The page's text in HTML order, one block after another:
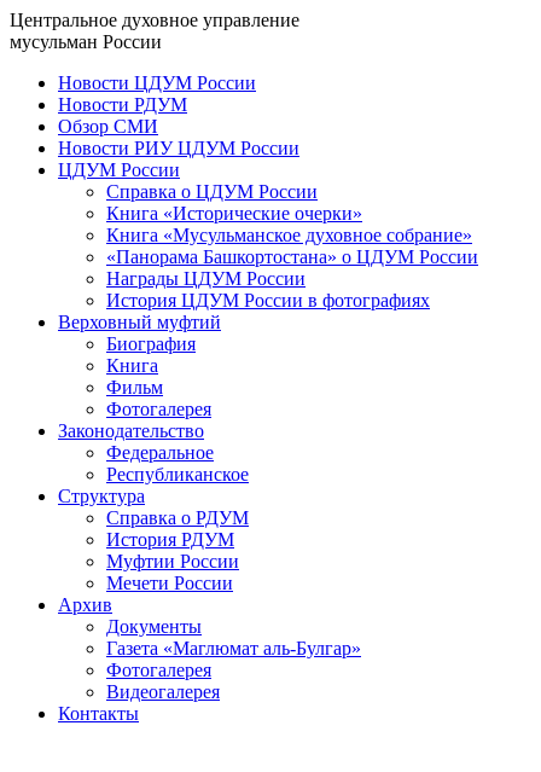
Центральное духовное управление
мусульман России
Новости ЦДУМ России
Новости РДУМ
Обзор СМИ
Новости РИУ ЦДУМ России
ЦДУМ России
Справка о ЦДУМ России
Книга «Исторические очерки»
Книга «Мусульманское духовное собрание»
«Панорама Башкортостана» о ЦДУМ России
Награды ЦДУМ России
История ЦДУМ России в фотографиях
Верховный муфтий
Биография
Книга
Фильм
Фотогалерея
Законодательство
Федеральное
Республиканское
Структура
Справка о РДУМ
История РДУМ
Муфтии России
Мечети России
Архив
Документы
Газета «Маглюмат аль-Булгар»
Фотогалерея
Видеогалерея
Контакты